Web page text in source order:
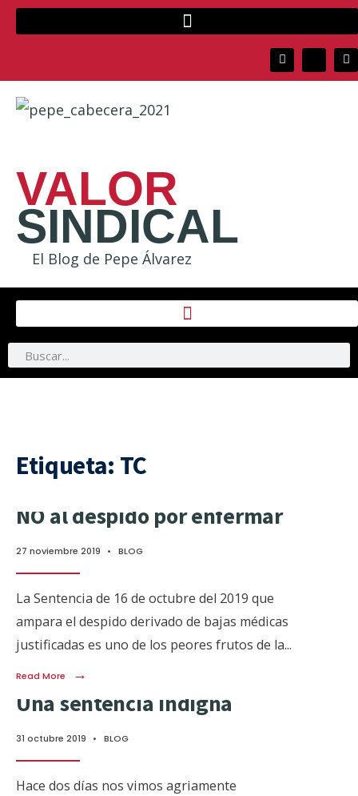
VALOR
SINDICAL
El Blog de Pepe Álvarez
Etiqueta: TC
NO al despido por enfermar
27 noviembre 2019 • BLOG
La Sentencia de 16 de octubre del 2019 que
ampara el despido derivado de bajas médicas
justificadas es uno de los peores frutos de la...
Read More →
Una sentencia indigna
31 octubre 2019 • BLOG
Hace dos días nos vimos agriamente